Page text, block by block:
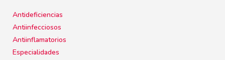
Antideficiencias
Antiinfecciosos
Antiinflamatorios
Especialidades